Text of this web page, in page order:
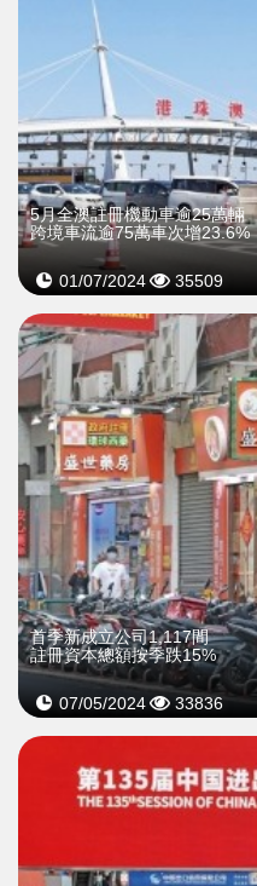
5月全澳註冊機動車逾25萬輛
跨境車流逾75萬車次增23.6%
01/07/2024 35509
首季新成立公司1,117間
註冊資本總額按季跌15%
07/05/2024 33836